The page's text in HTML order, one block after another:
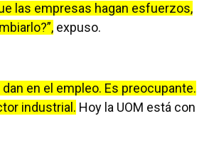
las empresas hagan esfuerzos,
expuso.
en el empleo. Es preocupante.
industrial. Hoy la UOM está con